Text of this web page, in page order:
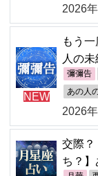
2026
NEW
もう
人の
彌彌告
あの人
2026
交際
ち？